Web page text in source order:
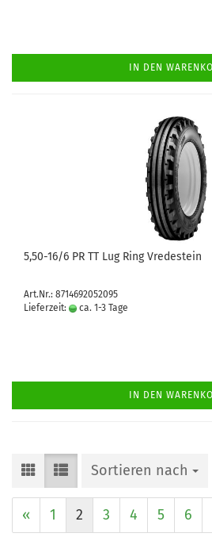
IN DEN
5,50-16/6 PR TT Lug Ring Vredestein
Art.Nr.: 8714692052095
Lieferzeit:
ca. 1-3 Tage
IN DEN
Sortieren nach
« 1 2 3 4 5 6